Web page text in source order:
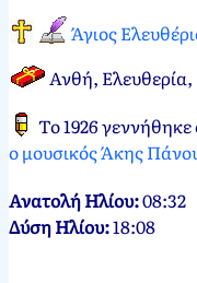
Δεκεμβρίου,
2024
Άγιος
Ανθή, Ελευθερία,
Το 1926
ο μουσικός Άκης
Ανατολή Ηλίου:08:32
Δύση Ηλίου:18:08